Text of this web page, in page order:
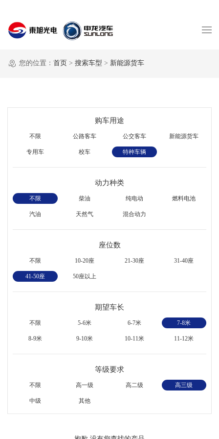
您的位置： 首页 > 搜索车型 > 新能源货车
购车用途
不限 公路客车 公交客车 新能源货车
专用车 校车 特种车辆
动力种类
不限 柴油 纯电动 燃料电池
汽油 天然气 混合动力
座位数
不限 10-20座 21-30座 31-40座
41-50座 50座以上
期望车长
不限 5-6米 6-7米 7-8米
8-9米 9-10米 10-11米 11-12米
等级要求
不限 高一级 高二级 高三级
中级 其他